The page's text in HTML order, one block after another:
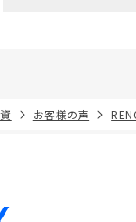
お客様の声